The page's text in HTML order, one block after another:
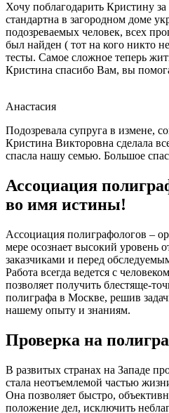
Хочу поблагодарить Кристину
стандартна в загородном доме
подозреваемых человек, всех
был найден ( тот на кого никто
тесты. Самое сложное теперь
Кристина спасибо Вам, вы
Анастасия
Подозревала супруга в измене,
Кристина Викторовна сделала
спасла нашу семью. Большое
Ассоциация
во имя истины!
Ассоциация полиграфологов –
мере осознает высокий уровень
заказчиками и перед
Работа всегда ведется с
позволяет получить блестяще-
полиграфа в Москве, решив
нашему опыту и знаниям.
Проверка на
В развитых странах на Западе
стала неотъемлемой частью
Она позволяет быстро,
положение дел, исключить